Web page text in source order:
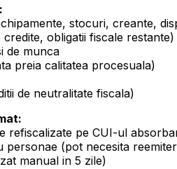
stocuri, creante,
obligatii fiscale restante)
de munca
preia calitatea procesuala)
de neutralitate fiscala)
refiscalizate pe CUI-ul
personae (pot necesita
manual in 5 zile)